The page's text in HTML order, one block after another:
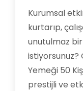
Kurumsal
kurtarıp,
unutulmaz
istiyorsunuz?
Yemeği 50
prestijli ve